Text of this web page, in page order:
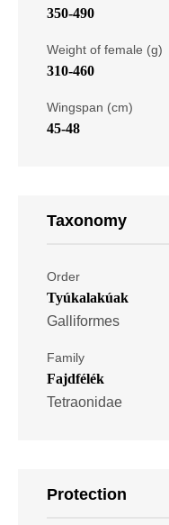
350-490
Weight of female (g)
310-460
Wingspan (cm)
45-48
Taxonomy
Order
Tyúkalakúak
Galliformes
Family
Fajdfélék
Tetraonidae
Protection